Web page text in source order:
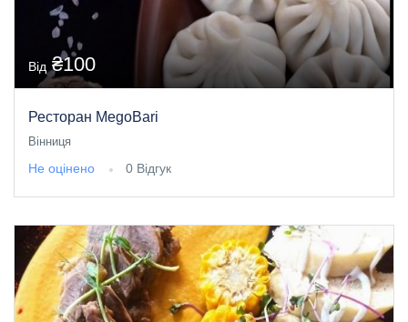
Від ₴100
Ресторан MegoBari
Вінниця
Не оцінено 0 Відгук